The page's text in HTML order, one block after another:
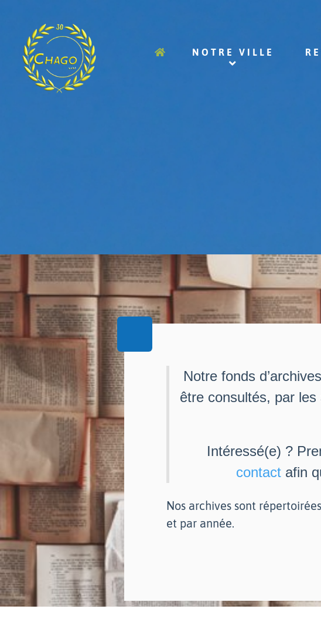
NOTRE VILLE
Notre fonds
être consultés, par
Intéressé(e) ?
contact afin
Nos archives sont
et par année.